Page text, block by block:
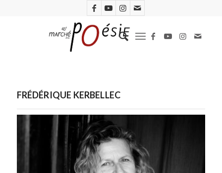
FRÉDÉRIQUE KERBELLEC
Frédérique Kerbellec. Photo Chloé Kritharas Devienne